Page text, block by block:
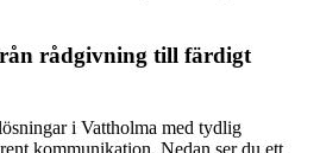
rådgivning till färdigt
i Vattholma med tydlig
kommunikation. Nedan ser du ett